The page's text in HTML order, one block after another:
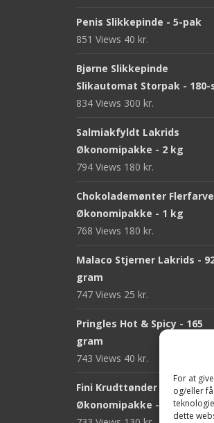
For at
og/eller
dette
Penis Slikkepinde - 5-pak
851 Views 40 kr.
Bjørne Slikkepinde
Slikautomat Storpak -
834 Views 300 kr.
Salmiakfyldt Lakrids
Økonomipakke - 2 kg
794 Views 180 kr.
Chokolademønter
Økonomipakke - 1 kg
768 Views 180 kr.
Malaco Stjerner Lakrids -
gram
747 Views 25 kr.
Pringles Hot & Spicy - 165
gram
743 Views 40 kr.
Fini Krudttønder
Økonomipakke - 1 kg